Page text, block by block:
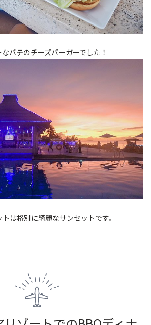
パテのチーズバーガーでした！
は格別に綺麗なサンセットです。